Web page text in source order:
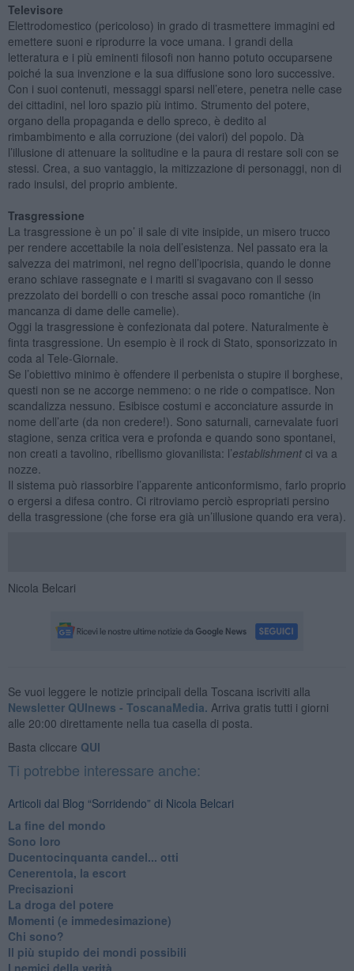
Televisore
Elettrodomestico (pericoloso) in grado di trasmettere immagini ed
emettere suoni e riprodurre la voce umana. I grandi della
letteratura e i più eminenti filosofi non hanno potuto occuparsene
poiché la sua invenzione e la sua diffusione sono loro successive.
Con i suoi contenuti, messaggi sparsi nell’etere, penetra nelle case
dei cittadini, nel loro spazio più intimo. Strumento del potere,
organo della propaganda e dello spreco, è dedito al
rimbambimento e alla corruzione (dei valori) del popolo. Dà
l’illusione di attenuare la solitudine e la paura di restare soli con se
stessi. Crea, a suo vantaggio, la mitizzazione di personaggi, non di
rado insulsi, del proprio ambiente.
Trasgressione
La trasgressione è un po’ il sale di vite insipide, un misero trucco
per rendere accettabile la noia dell’esistenza. Nel passato era la
salvezza dei matrimoni, nel regno dell’ipocrisia, quando le donne
erano schiave rassegnate e i mariti si svagavano con il sesso
prezzolato dei bordelli o con tresche assai poco romantiche (in
mancanza di dame delle camelie).
Oggi la trasgressione è confezionata dal potere. Naturalmente è
finta trasgressione. Un esempio è il rock di Stato, sponsorizzato in
coda al Tele-Giornale.
Se l’obiettivo minimo è offendere il perbenista o stupire il borghese,
questi non se ne accorge nemmeno: o ne ride o compatisce. Non
scandalizza nessuno. Esibisce costumi e acconciature assurde in
nome dell’arte (da non credere!). Sono saturnali, carnevalate fuori
stagione, senza critica vera e profonda e quando sono spontanei,
non creati a tavolino, ribellismo giovanilista: l’establishmentci va a
nozze.
Il sistema può riassorbire l’apparente anticonformismo, farlo proprio
o ergersi a difesa contro. Ci ritroviamo perciò espropriati persino
della trasgressione (che forse era già un’illusione quando era vera).
Nicola Belcari
Se vuoi leggere le notizie principali della Toscana iscriviti alla
Newsletter QUInews - ToscanaMedia. Arriva gratis tutti i giorni
alle 20:00 direttamente nella tua casella di posta.
Basta cliccare QUI
Ti potrebbe interessare anche:
Articoli dal Blog “Sorridendo” di Nicola Belcari
La fine del mondo
Sono loro
Ducentocinquanta candel... otti
Cenerentola, la escort
Precisazioni
La droga del potere
Momenti (e immedesimazione)
Chi sono?
Il più stupido dei mondi possibili
I nemici della verità